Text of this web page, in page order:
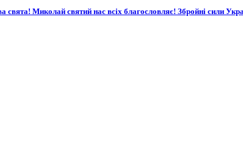
Миколай святий нас всіх благословляє! Збройні сили